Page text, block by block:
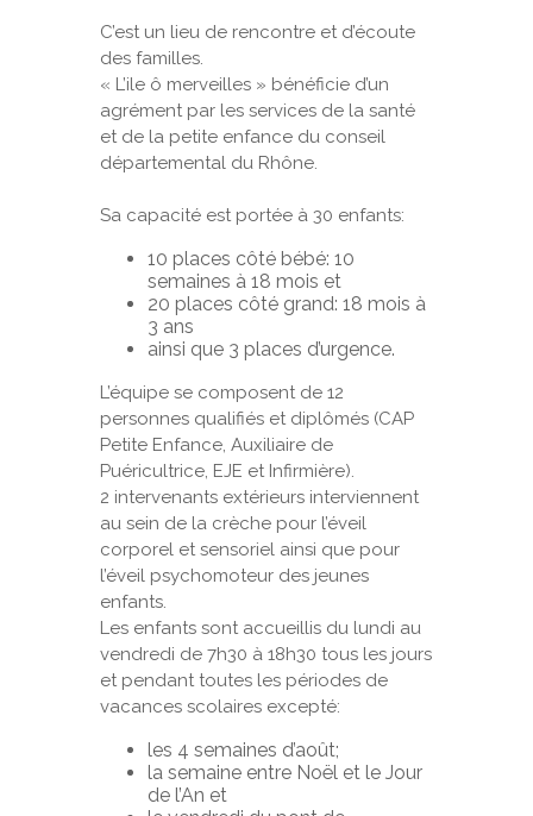
C’est un lieu de rencontre et d’écoute
des familles.
« L’ile ô merveilles » bénéficie d’un
agrément par les services de la santé
et de la petite enfance du conseil
départemental du Rhône.
Sa capacité est portée à 30 enfants:
10 places côté bébé: 10
semaines à 18 mois et
20 places côté grand: 18 mois à
3 ans
ainsi que 3 places d’urgence.
L’équipe se composent de 12
personnes qualifiés et diplômés (CAP
Petite Enfance, Auxiliaire de
Puéricultrice, EJE et Infirmière).
2 intervenants extérieurs interviennent
au sein de la crèche pour l’éveil
corporel et sensoriel ainsi que pour
l’éveil psychomoteur des jeunes
enfants.
Les enfants sont accueillis du lundi au
vendredi de 7h30 à 18h30 tous les jours
et pendant toutes les périodes de
vacances scolaires excepté:
les 4 semaines d’août;
la semaine entre Noël et le Jour
de l’An et